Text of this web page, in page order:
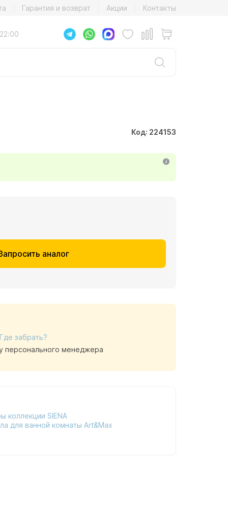
Гарантия и возврат Акции Контакты
Код: 224153
аналог
Где забрать?
персонального менеджера
коллекции SIENA
для ванной комнаты Art&Max